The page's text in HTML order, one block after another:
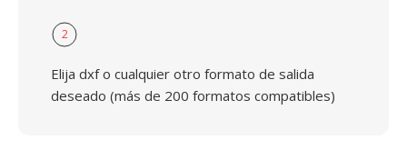
2
Elija dxf o cualquier otro formato de salida
deseado (más de 200 formatos compatibles)